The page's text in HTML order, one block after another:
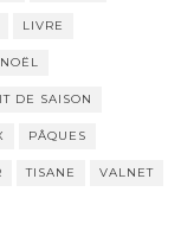
LIVRE
NOËL
DE SAISON
PÂQUES
TISANE VALNET